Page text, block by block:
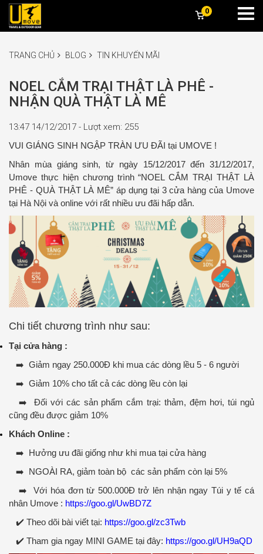
0
TRANG CHỦ BLOG TIN KHUYẾN MÃI
NOEL CẮM TRẠI THẬT LÀ PHÊ -
NHẬN QUÀ THẬT LÀ MÊ
13:47 14/12/2017 - Lượt xem: 255
VUI GIÁNG SINH NGẬP TRÀN ƯU ĐÃI tại UMOVE !
Nhân mùa giáng sinh, từ ngày 15/12/2017 đến 31/12/2017,
Umove thực hiện chương trình “NOEL CẮM TRẠI THẬT LÀ
PHÊ - QUÀ THẬT LÀ MÊ” áp dụng tại 3 cửa hàng của Umove
tại Hà Nội và online với rất nhiều ưu đãi hấp dẫn.
Chi tiết chương trình như sau:
Tại cửa hàng :
➡️ Giảm ngay 250.000Đ khi mua các dòng lều 5 - 6 người
➡️ Giảm 10% cho tất cả các dòng lều còn lại
➡️ Đối với các sản phẩm cắm trại: thảm, đệm hơi, túi ngủ
cũng đều được giảm 10%
Khách Online :
➡️ Hưởng ưu đãi giống như khi mua tại cửa hàng
➡️ NGOÀI RA, giảm toàn bộ các sản phẩm còn lại 5%
➡️
Với hóa đơn từ 500.000Đ trở lên nhận ngay Túi y tế cá
nhân Umove : https://goo.gl/UwBD7Z
✔️ Theo dõi bài viết tại: https://goo.gl/zc3Twb
✔️ Tham gia ngay MINI GAME tại đây: https://goo.gl/UH9aQD